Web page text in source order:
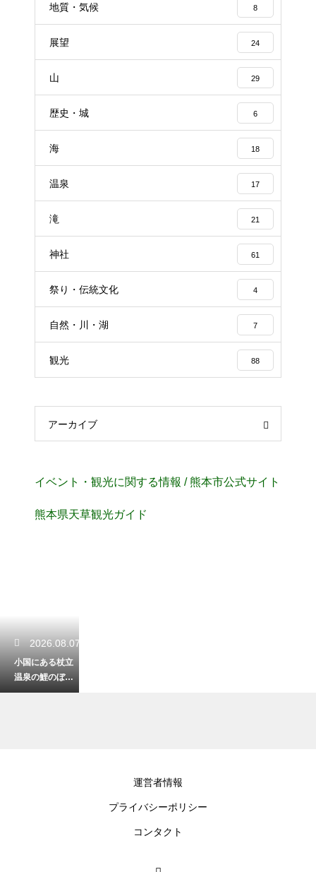
地質・気候 8
展望 24
山 29
歴史・城 6
海 18
温泉 17
滝 21
神社 61
祭り・伝統文化 4
自然・川・湖 7
観光 88
アーカイブ
イベント・観光に関する情報 / 熊本市公式サイト
熊本県天草観光ガイド
2026.08.07
小国にある杖立
温泉の鯉のぼり
の時期は？春の
運営者情報
プライバシーポリシー
コンタクト